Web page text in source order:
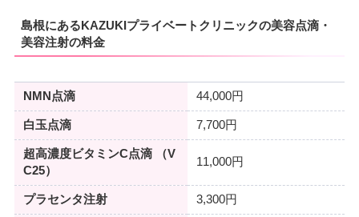
島根にあるKAZUKIプライベートクリニックの美容点滴・
美容注射の料金
NMN点滴 44,000円
白玉点滴 7,700円
超高濃度ビタミンC点滴 （V
C25）
11,000円
プラセンタ注射 3,300円